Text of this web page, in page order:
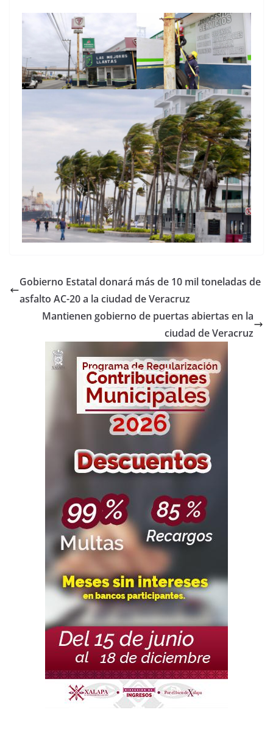
Gobierno Estatal donará más de 10 mil toneladas de
asfalto AC-20 a la ciudad de Veracruz
Mantienen gobierno de puertas abiertas en la
ciudad de Veracruz